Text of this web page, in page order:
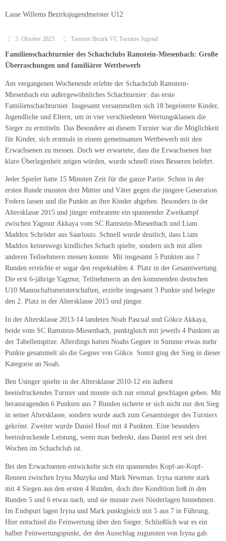
Lasse Willems Bezirksjugendmeister U12
3. Oktober 2023 Turniere Bezirk VI , Turniere Jugend
Familienschachturnier des Schachclubs Ramstein-Miesenbach: Große
Überraschungen und familiärer Wettbewerb
Am vergangenen Wochenende erlebte der Schachclub Ramstein-
Miesenbach ein außergewöhnliches Schachturnier: das erste
Familienschachturnier. Insgesamt versammelten sich 18 begeisterte Kinder,
Jugendliche und Eltern, um in vier verschiedenen Wertungsklassen die
Sieger zu ermitteln. Das Besondere an diesem Turnier war die Möglichkeit
für Kinder, sich erstmals in einem gemeinsamen Wettbewerb mit den
Erwachsenen zu messen. Doch wer erwartete, dass die Erwachsenen hier
klare Überlegenheit zeigen würden, wurde schnell eines Besseren belehrt.
Jeder Spieler hatte 15 Minuten Zeit für die ganze Partie. Schon in der
ersten Runde mussten drei Mütter und Väter gegen die jüngere Generation
Federn lassen und die Punkte an ihre Kinder abgeben. Besonders in der
Altersklasse 2015 und jünger entbrannte ein spannender Zweikampf
zwischen Yagmur Akkaya vom SC Ramstein-Miesenbach und Liam
Maddox Schröder aus Saarlouis. Schnell wurde deutlich, dass Liam
Maddox keineswegs kindliches Schach spielte, sondern sich mit allen
anderen Teilnehmern messen konnte. Mit insgesamt 5 Punkten aus 7
Runden erreichte er sogar den respektablen 4. Platz in der Gesamtwertung.
Die erst 6-jährige Yagmur, Teilnehmerin an den kommenden deutschen
U10 Mannschaftsmeisterschaften, erzielte insgesamt 3 Punkte und belegte
den 2. Platz in der Altersklasse 2015 und jünger.
In der Altersklasse 2013-14 landeten Noah Pascual und Gökce Akkaya,
beide vom SC Ramstein-Miesenbach, punktgleich mit jeweils 4 Punkten an
der Tabellenspitze. Allerdings hatten Noahs Gegner in Summe etwas mehr
Punkte gesammelt als die Gegner von Gökce. Somit ging der Sieg in dieser
Kategorie an Noah.
Ben Usinger spielte in der Altersklasse 2010-12 ein äußerst
beeindruckendes Turnier und musste sich nur einmal geschlagen geben. Mit
herausragenden 6 Punkten aus 7 Runden sicherte er sich nicht nur den Sieg
in seiner Altersklasse, sondern wurde auch zum Gesamtsieger des Turniers
gekrönt. Zweiter wurde Daniel Hoof mit 4 Punkten. Eine besonders
beeindruckende Leistung, wenn man bedenkt, dass Daniel erst seit drei
Wochen im Schachclub ist.
Bei den Erwachsenen entwickelte sich ein spannendes Kopf-an-Kopf-
Rennen zwischen Iryna Muzyka und Mark Newman. Iryna startete stark
mit 4 Siegen aus den ersten 4 Runden, doch ihre Kondition ließ in den
Runden 5 und 6 etwas nach, und sie musste zwei Niederlagen hinnehmen.
Im Endspurt lagen Iryna und Mark punktgleich mit 5 aus 7 in Führung.
Hier entschied die Feinwertung über den Sieger. Schließlich war es ein
halber Feinwertungspunkt, der den Ausschlag zugunsten von Iryna gab.